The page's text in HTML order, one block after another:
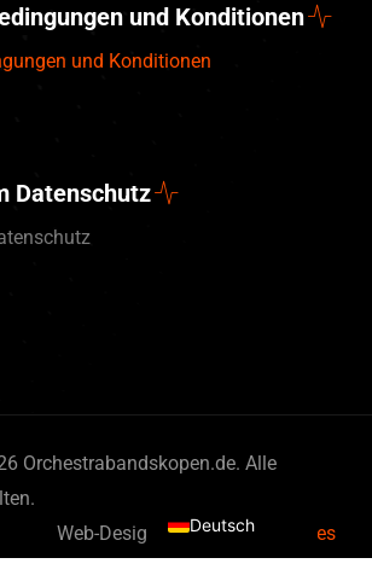
und Konditionen
und Konditionen
Datenschutz
Orchestrabandskopen.de. Alle
Web-Design vonBy Bits & Pieces
Deutsch